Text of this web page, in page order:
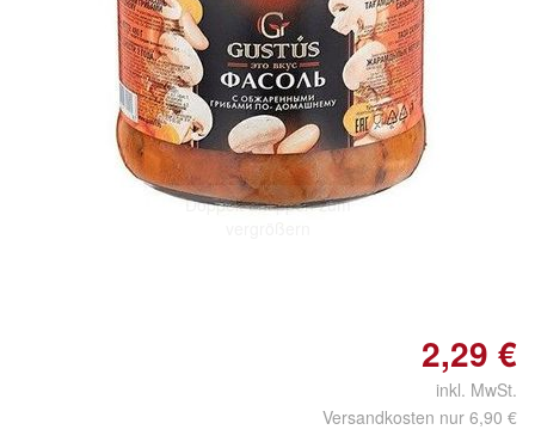
Doppelt antippen zum
2,29 €
inkl. MwSt.
Versandkosten nur 6,90 €